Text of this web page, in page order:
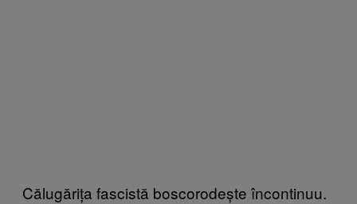
Călugărița fascistă boscorodește încontinuu.